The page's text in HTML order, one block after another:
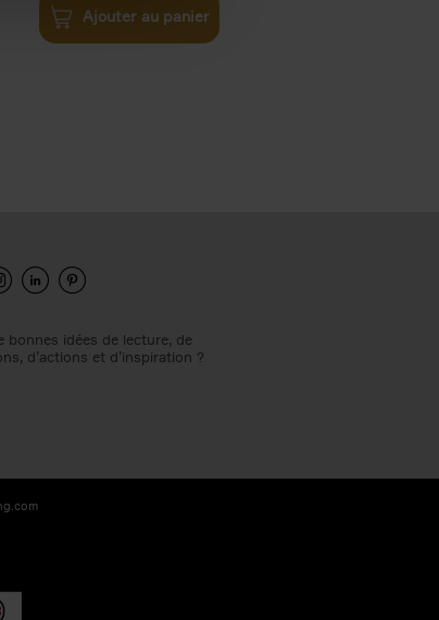
Ajouter au panier
bonnes idées de lecture, de
d’actions et d’inspiration ?